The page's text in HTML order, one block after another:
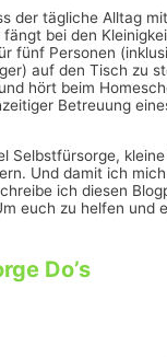
der tägliche Alltag
bei den
fünf Personen
auf den Tisch zu
hört beim
Betreuung
Selbstfürsorge,
Und damit ich
ich diesen
euch zu helfen und
Do’s